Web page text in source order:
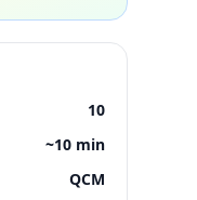
10
~10 min
QCM